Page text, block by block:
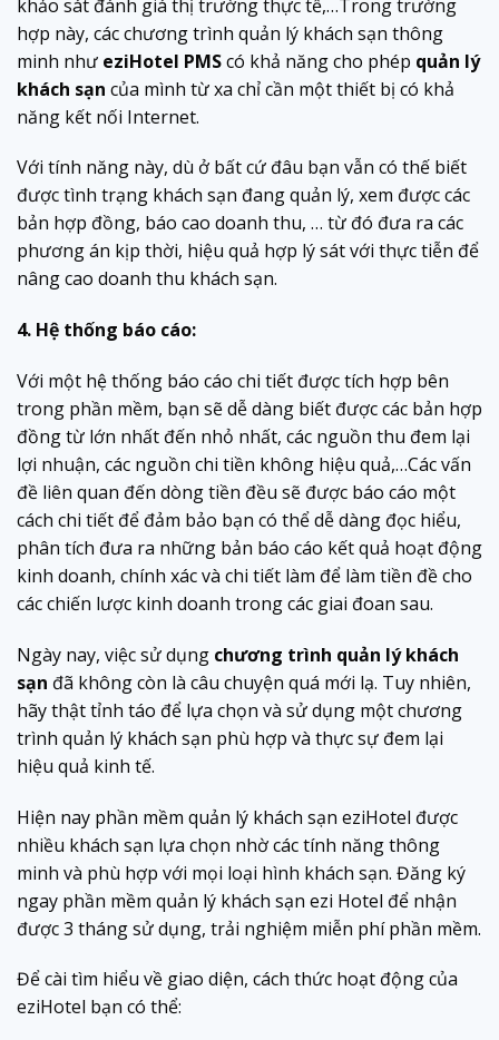
khảo sát đánh giá thị trường thực tế,…Trong trường
hợp này, các chương trình quản lý khách sạn thông
minh như eziHotel PMScó khả năng cho phép quản lý
khách sạn của mình từ xa chỉ cần một thiết bị có khả
năng kết nối Internet.
Với tính năng này, dù ở bất cứ đâu bạn vẫn có thế biết
được tình trạng khách sạn đang quản lý, xem được các
bản hợp đồng, báo cao doanh thu, … từ đó đưa ra các
phương án kịp thời, hiệu quả hợp lý sát với thực tiễn để
nâng cao doanh thu khách sạn.
4. Hệ thống báo cáo:
Với một hệ thống báo cáo chi tiết được tích hợp bên
trong phần mềm, bạn sẽ dễ dàng biết được các bản hợp
đồng từ lớn nhất đến nhỏ nhất, các nguồn thu đem lại
lợi nhuận, các nguồn chi tiền không hiệu quả,…Các vấn
đề liên quan đến dòng tiền đều sẽ được báo cáo một
cách chi tiết để đảm bảo bạn có thể dễ dàng đọc hiểu,
phân tích đưa ra những bản báo cáo kết quả hoạt động
kinh doanh, chính xác và chi tiết làm để làm tiền đề cho
các chiến lược kinh doanh trong các giai đoan sau.
Ngày nay, việc sử dụng chương trình quản lý khách
sạn đã không còn là câu chuyện quá mới lạ. Tuy nhiên,
hãy thật tỉnh táo để lựa chọn và sử dụng một chương
trình quản lý khách sạn phù hợp và thực sự đem lại
hiệu quả kinh tế.
Hiện nay phần mềm quản lý khách sạn eziHotel được
nhiều khách sạn lựa chọn nhờ các tính năng thông
minh và phù hợp với mọi loại hình khách sạn. Đăng ký
ngay phần mềm quản lý khách sạn ezi Hotel để nhận
được 3 tháng sử dụng, trải nghiệm miễn phí phần mềm.
Để cài tìm hiểu về giao diện, cách thức hoạt động của
eziHotel bạn có thể: